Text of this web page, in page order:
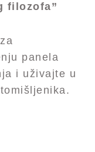
filozofa”
panela
i uživajte u